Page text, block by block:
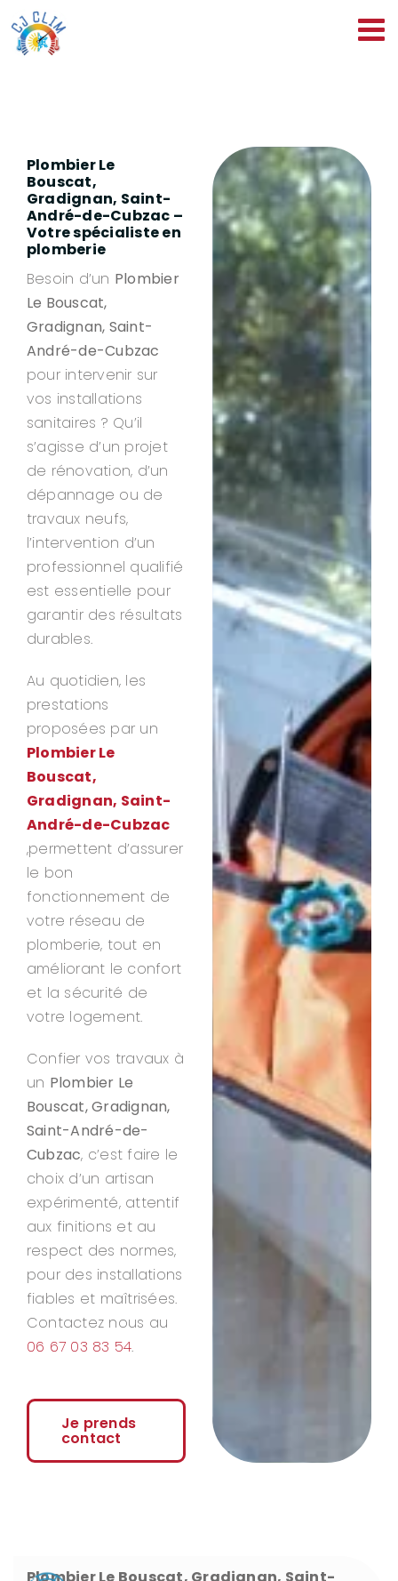
Passer
au
contenu
Plombier Le
Bouscat,
Gradignan, Saint-
André-de-Cubzac –
Votre spécialiste en
plomberie
Besoin d’un Plombier
Le Bouscat,
Gradignan, Saint-
André-de-Cubzac
pour intervenir sur
vos installations
sanitaires ? Qu’il
s’agisse d’un projet
de rénovation, d’un
dépannage ou de
travaux neufs,
l’intervention d’un
professionnel qualifié
est essentielle pour
garantir des résultats
durables.
Au quotidien, les
prestations
proposées par un
Plombier Le
Bouscat,
Gradignan, Saint-
André-de-Cubzac
,permettent d’assurer
le bon
fonctionnement de
votre réseau de
plomberie, tout en
améliorant le confort
et la sécurité de
votre logement.
Confier vos travaux à
un Plombier Le
Bouscat, Gradignan,
Saint-André-de-
Cubzac, c’est faire le
choix d’un artisan
expérimenté, attentif
aux finitions et au
respect des normes,
pour des installations
fiables et maîtrisées.
Contactez nous au
06 67 03 83 54.
Je prends
contact